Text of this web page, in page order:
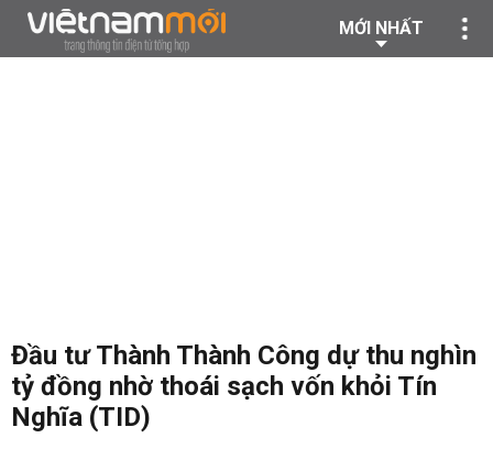
MỚI NHẤT
Đầu tư Thành Thành Công dự thu nghìn
tỷ đồng nhờ thoái sạch vốn khỏi Tín
Nghĩa (TID)